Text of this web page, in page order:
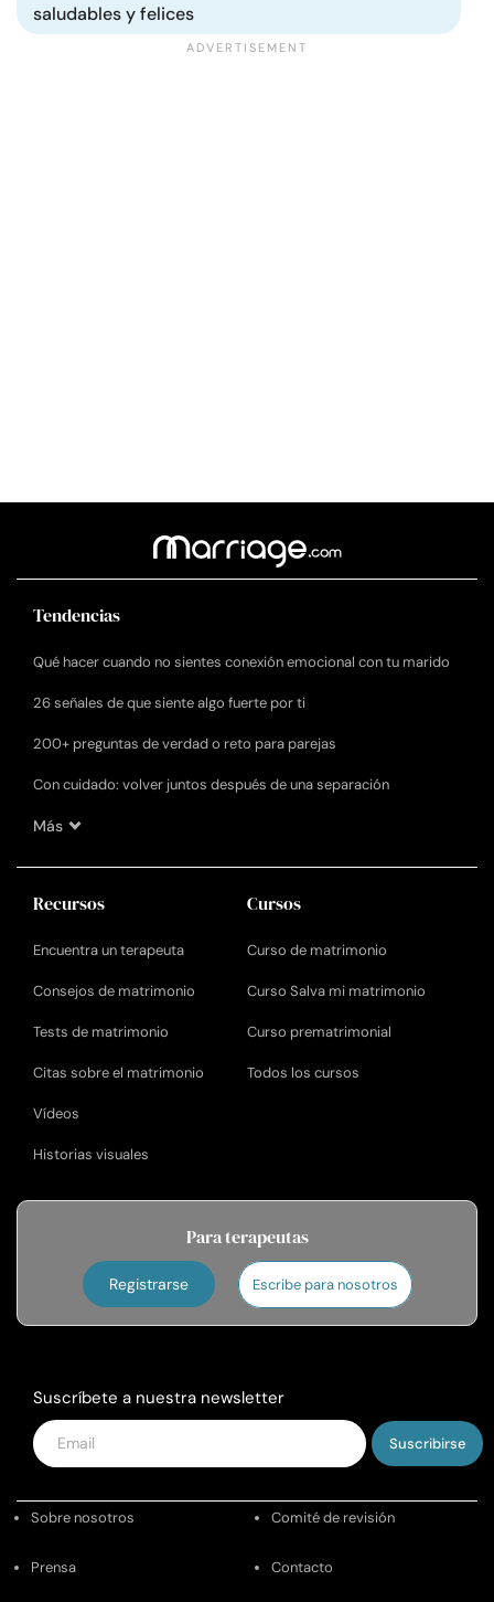
saludables y felices
Tendencias
Qué hacer cuando no sientes conexión emocional con tu marido
26 señales de que siente algo fuerte por ti
200+ preguntas de verdad o reto para parejas
Con cuidado: volver juntos después de una separación
Más
Recursos
Encuentra un terapeuta
Consejos de matrimonio
Tests de matrimonio
Citas sobre el matrimonio
Vídeos
Historias visuales
Cursos
Curso de matrimonio
Curso Salva mi matrimonio
Curso prematrimonial
Todos los cursos
Para terapeutas
Registrarse Escribe para nosotros
Suscríbete a nuestra newsletter
Introduce
tu
Sobre nosotros Comité de revisión
Prensa Contacto